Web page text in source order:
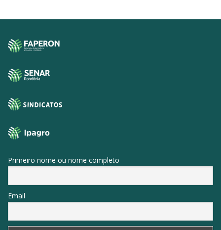
Primeiro nome ou nome completo
Email